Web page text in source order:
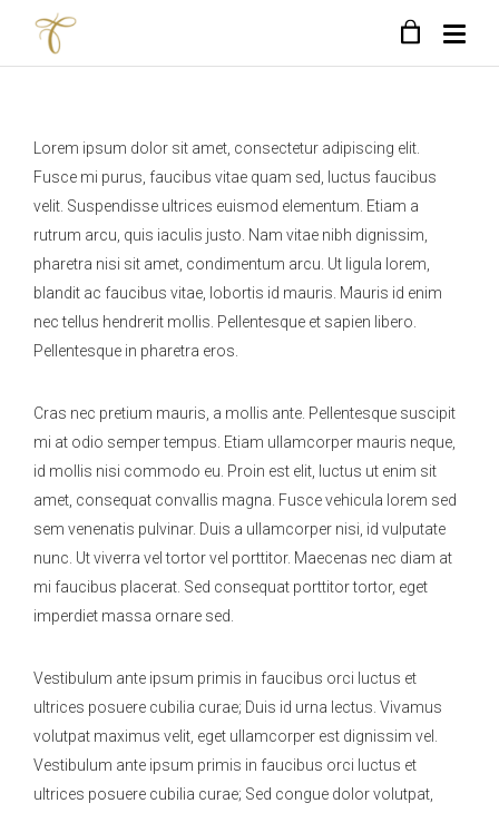
Lorem ipsum dolor sit amet, consectetur adipiscing elit.
Fusce mi purus, faucibus vitae quam sed, luctus faucibus
velit. Suspendisse ultrices euismod elementum. Etiam a
rutrum arcu, quis iaculis justo. Nam vitae nibh dignissim,
pharetra nisi sit amet, condimentum arcu. Ut ligula lorem,
blandit ac faucibus vitae, lobortis id mauris. Mauris id enim
nec tellus hendrerit mollis. Pellentesque et sapien libero.
Pellentesque in pharetra eros.
Cras nec pretium mauris, a mollis ante. Pellentesque suscipit
mi at odio semper tempus. Etiam ullamcorper mauris neque,
id mollis nisi commodo eu. Proin est elit, luctus ut enim sit
amet, consequat convallis magna. Fusce vehicula lorem sed
sem venenatis pulvinar. Duis a ullamcorper nisi, id vulputate
nunc. Ut viverra vel tortor vel porttitor. Maecenas nec diam at
mi faucibus placerat. Sed consequat porttitor tortor, eget
imperdiet massa ornare sed.
Vestibulum ante ipsum primis in faucibus orci luctus et
ultrices posuere cubilia curae; Duis id urna lectus. Vivamus
volutpat maximus velit, eget ullamcorper est dignissim vel.
Vestibulum ante ipsum primis in faucibus orci luctus et
ultrices posuere cubilia curae; Sed congue dolor volutpat,